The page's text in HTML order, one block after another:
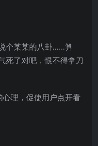
个某某的八卦……算
死了对吧，恨不得拿刀
理，促使用户点开看